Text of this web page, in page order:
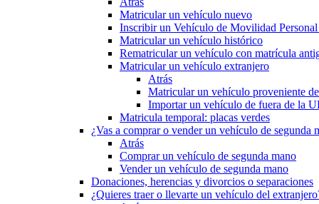
Matricular un vehículo nuevo
Inscribir un Vehículo de Movilidad
Matricular un vehículo histórico
Rematricular un vehículo con matrícula
Matricular un vehículo extranjero
Atrás
Matricular un vehículo proveniente
Importar un vehículo de fuera de la
Matricula temporal: placas verdes
¿Vas a comprar o vender un vehículo de segunda
Atrás
Comprar un vehículo de segunda mano
Vender un vehículo de segunda mano
Donaciones, herencias y divorcios o separaciones
¿Quieres traer o llevarte un vehículo del